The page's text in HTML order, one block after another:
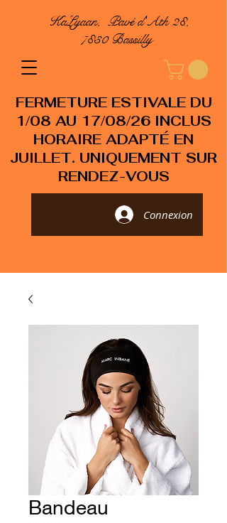
KaLyaan, Pavé d'Ath 28,
7830 Bassilly
Connexion
FERMETURE ESTIVALE DU
1/08 AU 17/08/26 INCLUS
HORAIRE ADAPTÉ EN
JUILLET. UNIQUEMENT SUR
RENDEZ-VOUS
Bandeau